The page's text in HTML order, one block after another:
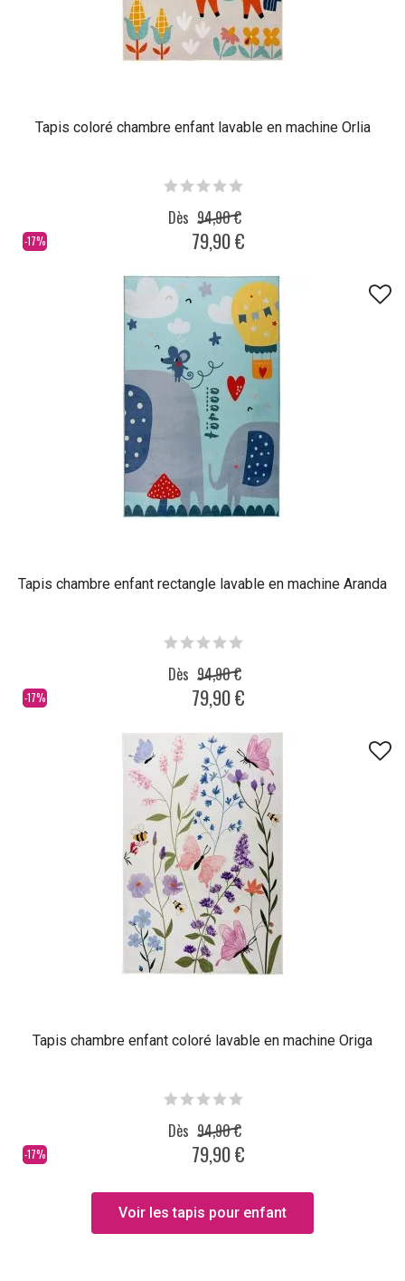
Tapis coloré chambre enfant lavable en machine Orlia
-17%
Dès 94,90 €
79,90 €
Tapis chambre enfant rectangle lavable en machine Aranda
-17%
Dès 94,90 €
79,90 €
Tapis chambre enfant coloré lavable en machine Origa
-17%
Dès 94,90 €
79,90 €
Voir les tapis pour enfant